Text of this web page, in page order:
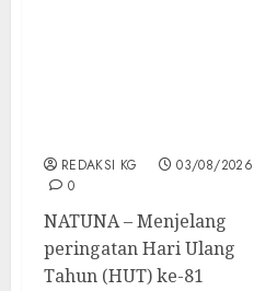
REDAKSI KG
03/08/2026
0
NATUNA – Menjelang
peringatan Hari Ulang
Tahun (HUT) ke-81